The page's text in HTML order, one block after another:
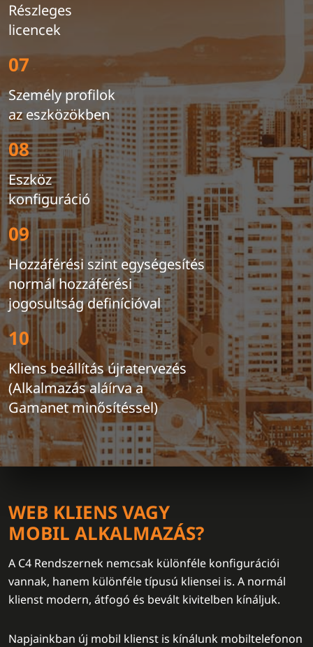
Részleges
licencek
07
Személy profilok
az eszközökben
08
Eszköz
konfiguráció
09
Hozzáférési szint egységesítés
normál hozzáférési
jogosultság definícióval
10
Kliens beállítás újratervezés
(Alkalmazás aláírva a
Gamanet minősítéssel)
WEB KLIENS VAGY
MOBIL ALKALMAZÁS?
A C4 Rendszernek nemcsak különféle konfigurációi
vannak, hanem különféle típusú kliensei is. A normál
klienst modern, átfogó és bevált kivitelben kínáljuk.
Napjainkban új mobil klienst is kínálunk mobiltelefonon